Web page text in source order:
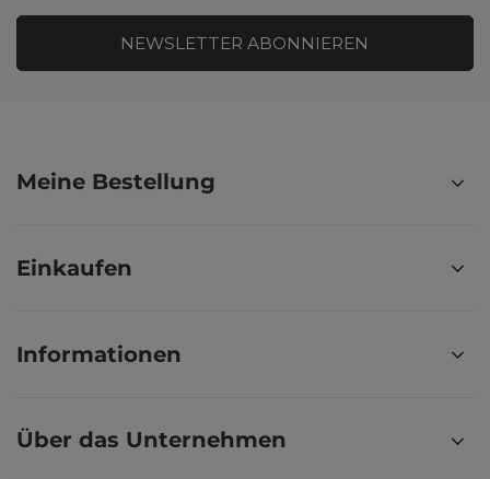
NEWSLETTER ABONNIEREN
Meine Bestellung
Einkaufen
Informationen
Über das Unternehmen